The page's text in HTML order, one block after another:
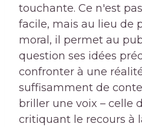
touchante. Ce n'est
facile, mais au lieu de
moral, il permet au
question ses idées
confronter à une
suffisamment de
briller une voix – celle
critiquant le recours à